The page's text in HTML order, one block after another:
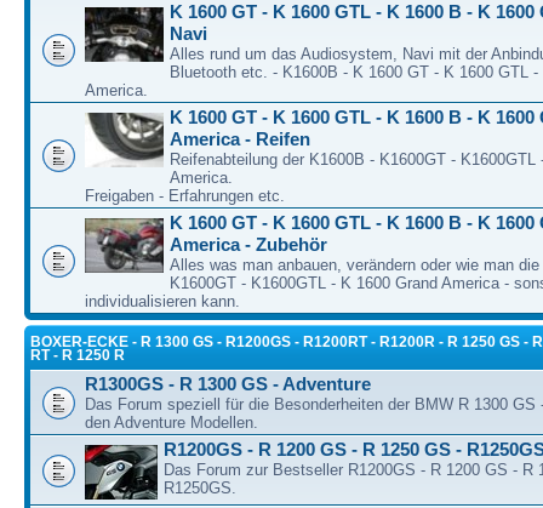
K 1600 GT - K 1600 GTL - K 1600 B - K 1600
Navi
Alles rund um das Audiosystem, Navi mit der
Bluetooth etc. - K1600B - K 1600 GT - K 1600 GTL -
America.
K 1600 GT - K 1600 GTL - K 1600 B - K 1600
America - Reifen
Reifenabteilung der K1600B - K1600GT - K1600GTL
America.
Freigaben - Erfahrungen etc.
K 1600 GT - K 1600 GTL - K 1600 B - K 1600
America - Zubehör
Alles was man anbauen, verändern oder wie man
K1600GT - K1600GTL - K 1600 Grand America -
individualisieren kann.
BOXER-ECKE - R 1300 GS - R1200GS - R1200RT - R1200R - R 1250 GS -
RT - R 1250 R
R1300GS - R 1300 GS - Adventure
Das Forum speziell für die Besonderheiten der BMW R 1300 GS
den Adventure Modellen.
R1200GS - R 1200 GS - R 1250 GS -
Das Forum zur Bestseller R1200GS - R 1200 GS - R
R1250GS.